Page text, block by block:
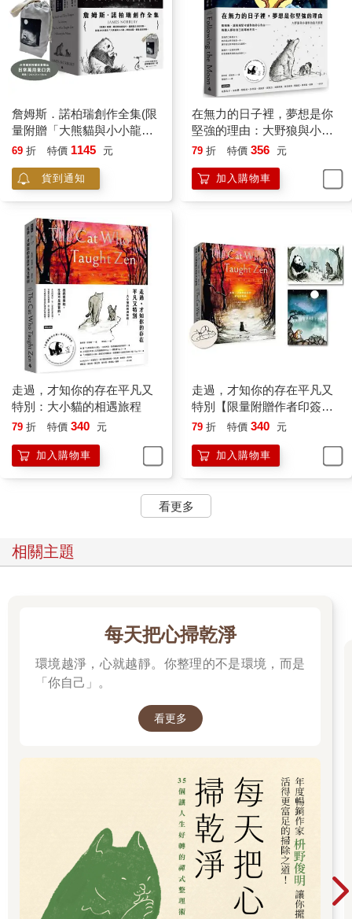
詹姆斯．諾柏瑞創作全集(限
量附贈「大熊貓與小小龍」
台灣獨家授權束口袋)
69 折 特價 1145 元
貨到通知
在無力的日子裡，夢想是你
堅強的理由：大野狼與小邊
牧的追月旅程
79 折 特價 356 元
加入購物車
走過，才知你的存在平凡又
特別：大小貓的相遇旅程
79 折 特價 340 元
加入購物車
走過，才知你的存在平凡又
特別【限量附贈作者印簽卡
片2張】：大小貓的相遇旅程
79 折 特價 340 元
加入購物車
看更多
相關主題
每天把心掃乾淨
環境越淨，心就越靜。你整理的不是環境，而是
「你自己」。
看更多